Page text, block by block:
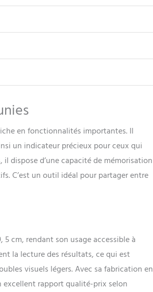
en fonctionnalités importantes. Il
un indicateur précieux pour ceux qui
dispose d’une capacité de mémorisation
C’est un outil idéal pour partager entre
5 cm, rendant son usage accessible à
la lecture des résultats, ce qui est
visuels légers. Avec sa fabrication en
excellent rapport qualité-prix selon